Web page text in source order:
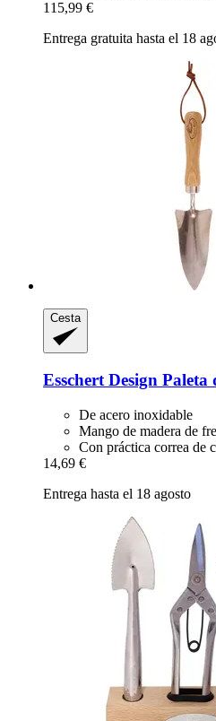
115,99 €
Entrega gratuita hasta el 18
Cesta
Esschert Design Paleta
De acero inoxidable
Mango de madera de
Con práctica correa de
14,69 €
Entrega hasta el 18 agosto